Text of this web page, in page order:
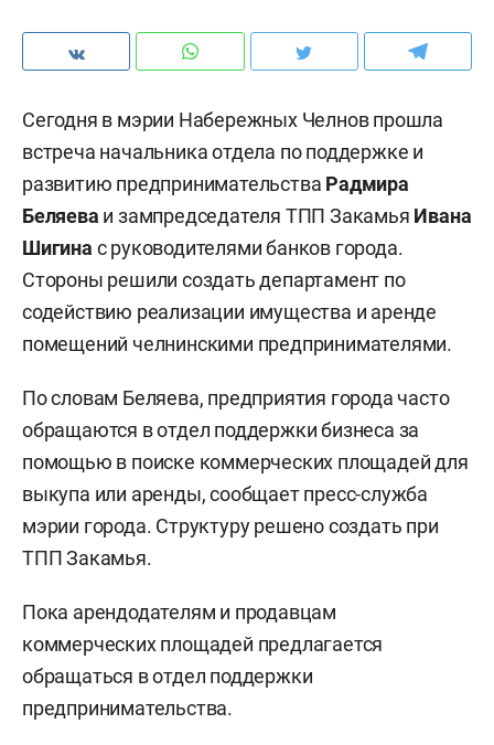
Сегодня в мэрии Набережных Челнов прошла
встреча начальника отдела по поддержке и
развитию предпринимательства Радмира
Беляева и зампредседателя ТПП Закамья Ивана
Шигина с руководителями банков города.
Стороны решили создать департамент по
содействию реализации имущества и аренде
помещений челнинскими предпринимателями.
По словам Беляева, предприятия города часто
обращаются в отдел поддержки бизнеса за
помощью в поиске коммерческих площадей для
выкупа или аренды, сообщает пресс-служба
мэрии города. Структуру решено создать при
ТПП Закамья.
Пока арендодателям и продавцам
коммерческих площадей предлагается
обращаться в отдел поддержки
предпринимательства.